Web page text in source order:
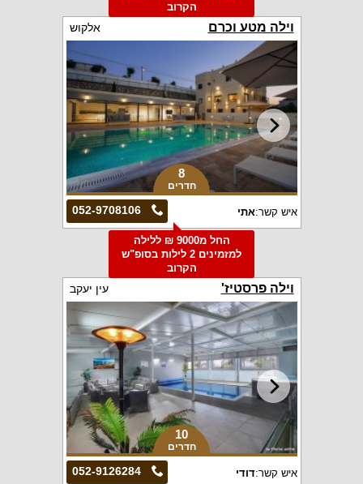
הקרוב
וילה מטע וכרם אלקוש
8
חדרים
052-9708106 איש קשר:אתי
החל מ9000 ₪ ללילה
למזמינים 2 לילות בסופ"ש
הקרוב
וילה פרסטיז' עין יעקב
10
חדרים
052-9126284 איש קשר:דודי